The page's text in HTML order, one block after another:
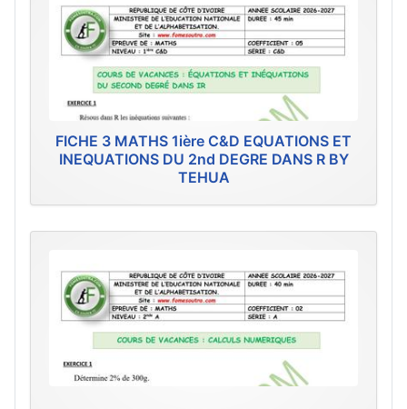
FICHE 3 MATHS 1ière C&D EQUATIONS ET
INEQUATIONS DU 2nd DEGRE DANS R BY
TEHUA